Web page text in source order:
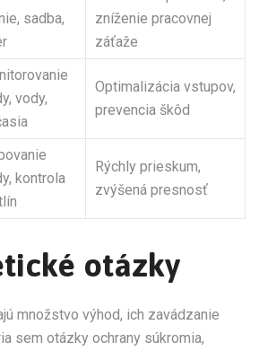
sadba,
zníženie pracovnej
záťaže
vody,
Optimalizácia vstupov,
prevencia škôd
kontrola
Rýchly prieskum,
zvýšená presnosť
otázky
množstvo výhod, ich zavádzanie
sem otázky ochrany súkromia,